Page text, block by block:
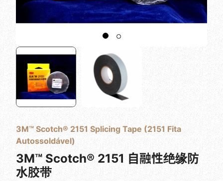
3M™ Scotch® 2151 Splicing Tape (2151 Fita
Autossoldável)
3M™ Scotch® 2151 自融性绝缘防
水胶带